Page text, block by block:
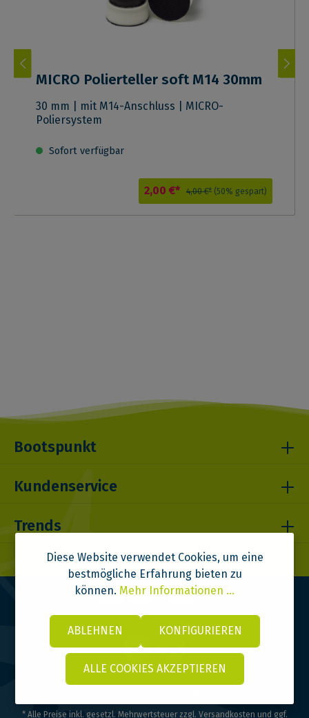
MICRO Polierteller soft M14 30mm
30 mm | mit M14-Anschluss | MICRO-
Poliersystem
Sofort verfügbar
2,00 €* 4,00 €* (50% gespart)
Bootspunkt
Kundenservice
Trends
* Alle Preise inkl. gesetzl. Mehrwertsteuer zzgl. Versandkosten und ggf.
Diese Website verwendet Cookies, um eine
bestmögliche Erfahrung bieten zu
können. Mehr Informationen ...
ABLEHNEN KONFIGURIEREN
ALLE COOKIES AKZEPTIEREN